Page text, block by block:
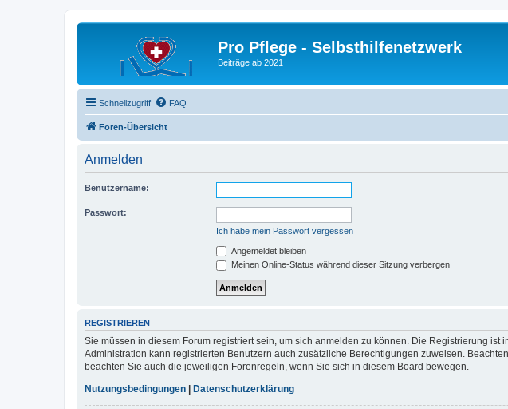
Pro Pflege - Selbsthilfenetzwerk
Beiträge ab 2021
Schnellzugriff FAQ
Foren-Übersicht
Anmelden
Benutzername:
Passwort:
Ich habe mein Passwort vergessen
Angemeldet bleiben
Meinen Online-Status während dieser Sitzung verbergen
REGISTRIEREN
Sie müssen in diesem Forum registriert sein, um sich anmelden zu können. Die Registrierung
Administration kann registrierten Benutzern auch zusätzliche Berechtigungen zuweisen.
beachten Sie auch die jeweiligen Forenregeln, wenn Sie sich in diesem Board bewegen.
Nutzungsbedingungen
Datenschutzerklärung